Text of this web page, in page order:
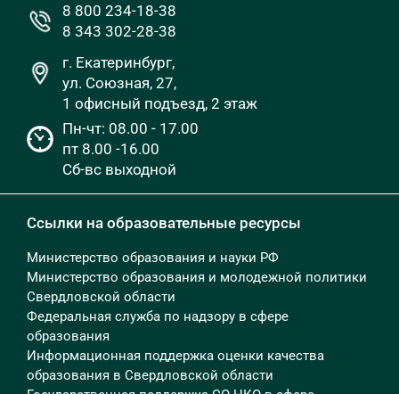
8 800 234-18-38
8 343 302-28-38
г. Екатеринбург,
ул. Союзная, 27,
1 офисный подъезд, 2 этаж
Пн-чт: 08.00 - 17.00
пт 8.00 -16.00
Сб-вс выходной
Ссылки на образовательные ресурсы
Министерство образования и науки РФ
Министерство образования и молодежной политики
Свердловской области
Федеральная служба по надзору в сфере
образования
Информационная поддержка оценки качества
образования в Свердловской области